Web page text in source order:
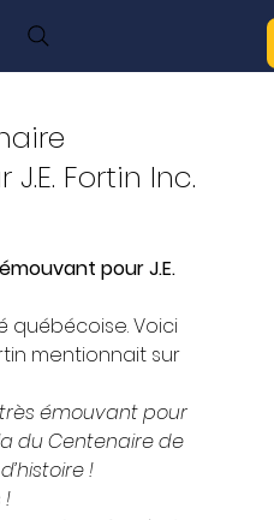
Fortin Inc.
pour J.E.
québécoise. Voici
mentionnait sur
émouvant pour
du Centenaire de
!
!